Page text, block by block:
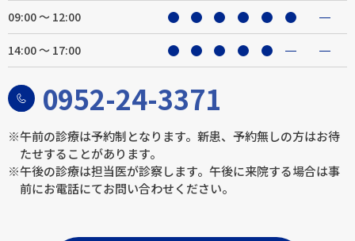
09:00 ～ 12:00
14:00 ～ 17:00
0952-24-3371
※午前の診療は予約制となります。新患、予約無しの方はお待
たせすることがあります。
※午後の診療は担当医が診察します。午後に来院する場合は事
前にお電話にてお問い合わせください。